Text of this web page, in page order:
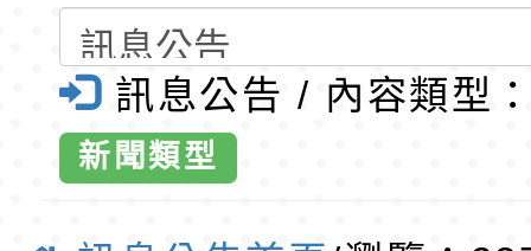
「115年食農教育專
訓練課程」，歡迎已
育專業人員資格者報
錄取公告-桃園市桃
民小學115學年度「
理人員」甄選
東門國小115學年度
梯特教代課教師甄選
東門國小115學年度
力競賽」-桃
國小全球資訊
訊息公告 / 內容類型
新聞類型